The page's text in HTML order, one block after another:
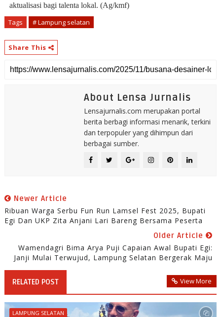
aktualisasi bagi talenta lokal. (Ag/kmf)
Tags # Lampung selatan
Share This
About Lensa Jurnalis
Lensajurnalis.com merupakan portal
berita berbagi informasi menarik, terkini
dan terpopuler yang dihimpun dari
berbagai sumber.
Newer Article
Ribuan Warga Serbu Fun Run Lamsel Fest 2025, Bupati
Egi Dan UKP Zita Anjani Lari Bareng Bersama Peserta
Older Article
Wamendagri Bima Arya Puji Capaian Awal Bupati Egi:
Janji Mulai Terwujud, Lampung Selatan Bergerak Maju
RELATED POST View More
LAMPUNG SELATAN